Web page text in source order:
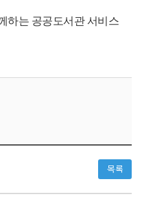
하는 공공도서관 서비스
목록